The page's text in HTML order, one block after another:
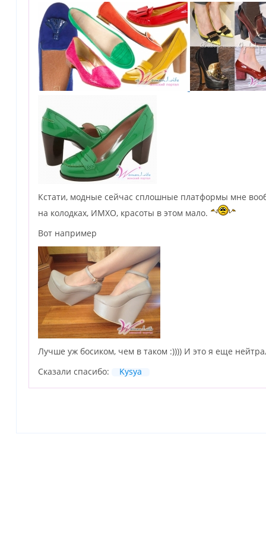
Кстати, модные сейчас сплошные платформы мне
на колодках, ИМХО, красоты в этом мало.
Вот например
Лучше уж босиком, чем в таком :)))) И это я еще
Сказали спасибо:
Kysya